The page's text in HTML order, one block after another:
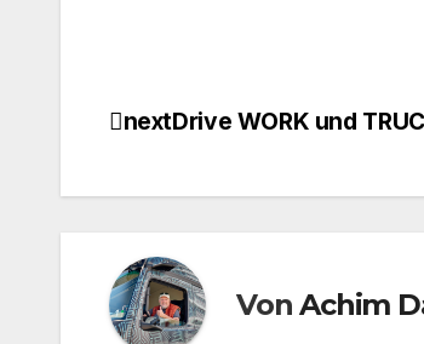
nextDrive WORK und
VonAchim